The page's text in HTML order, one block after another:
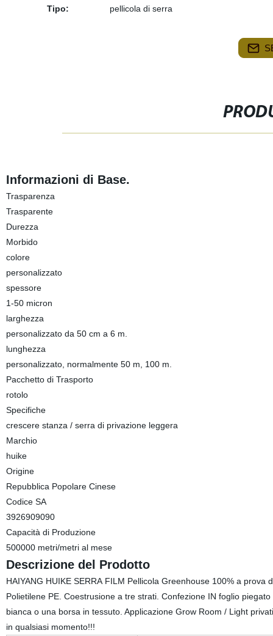
Tipo:
pellicola di serra
Informazioni di Base.
Trasparenza
Trasparente
Durezza
Morbido
colore
personalizzato
spessore
1-50 micron
larghezza
personalizzato da 50 cm a 6 m.
lunghezza
personalizzato, normalmente 50 m, 100 m.
Pacchetto di Trasporto
rotolo
Specifiche
crescere stanza / serra di privazione leggera
Marchio
huike
Origine
Repubblica Popolare Cinese
Codice SA
3926909090
Capacità di Produzione
500000 metri/metri al mese
Descrizione del Prodotto
HAIYANG HUIKE SERRA FILM Pellicola Greenhouse 100% a
Polietilene PE. Coestrusione a tre strati. Confezione IN foglio
bianca o una borsa in tessuto. Applicazione Grow Room / Light
in qualsiasi momento!!!